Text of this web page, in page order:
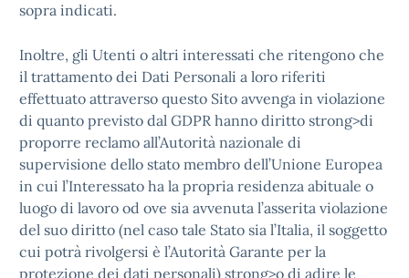
sopra indicati.
Inoltre, gli Utenti o altri interessati che ritengono che
il trattamento dei Dati Personali a loro riferiti
effettuato attraverso questo Sito avvenga in violazione
di quanto previsto dal GDPR hanno diritto strong>di
proporre reclamo all’Autorità nazionale di
supervisione dello stato membro dell’Unione Europea
in cui l’Interessato ha la propria residenza abituale o
luogo di lavoro od ove sia avvenuta l’asserita violazione
del suo diritto (nel caso tale Stato sia l’Italia, il soggetto
cui potrà rivolgersi è l’Autorità Garante per la
protezione dei dati personali) strong>o di adire le